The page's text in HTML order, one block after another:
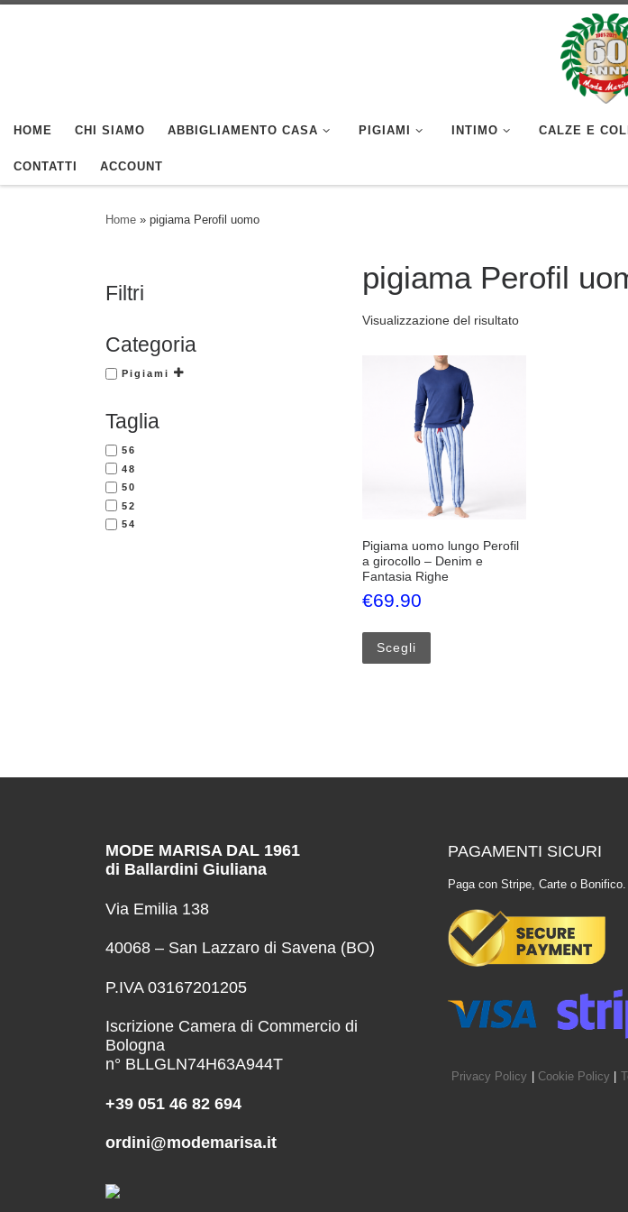
HOME CHI SIAMO ABBIGLIAMENTO CASA PIGIAMI INTIMO CALZE E
CONTATTI ACCOUNT
Home » pigiama Perofil uomo
pigiama Perofil
Visualizzazione del risultato
Pigiama uomo lungo Perofil
a girocollo – Denim e
Fantasia Righe
€69.90
Scegli
Filtri
Categoria
Pigiami
Taglia
56
48
50
52
54
MODE MARISA DAL 1961
di Ballardini Giuliana
Via Emilia 138
40068 – San Lazzaro di Savena (BO)
P.IVA 03167201205
Iscrizione Camera di Commercio di
Bologna
n° BLLGLN74H63A944T
+39 051 46 82 694
ordini@modemarisa.it
PAGAMENTI SICURI
Paga con Stripe, Carte o Bonifico.
Privacy Policy Cookie Policy